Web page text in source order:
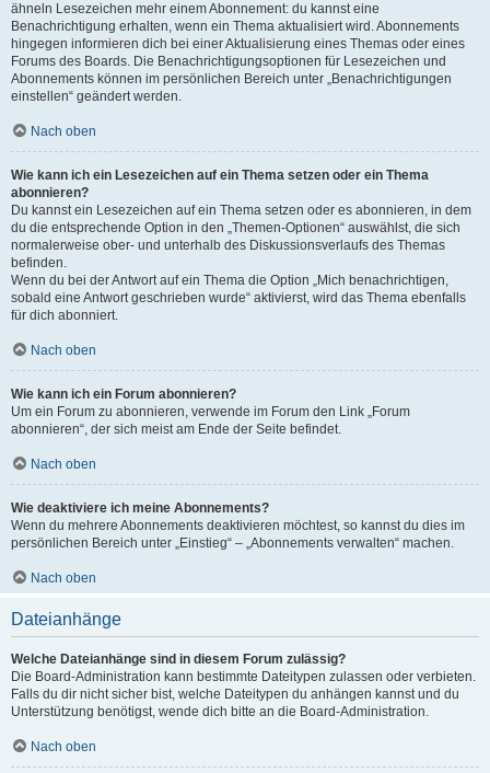
ähneln Lesezeichen mehr einem Abonnement: du kannst eine
Benachrichtigung erhalten, wenn ein Thema aktualisiert wird. Abonnements
hingegen informieren dich bei einer Aktualisierung eines Themas oder eines
Forums des Boards. Die Benachrichtigungsoptionen für Lesezeichen und
Abonnements können im persönlichen Bereich unter „Benachrichtigungen
einstellen“ geändert werden.
Nach oben
Wie kann ich ein Lesezeichen auf ein Thema setzen oder ein Thema
abonnieren?
Du kannst ein Lesezeichen auf ein Thema setzen oder es abonnieren, in dem
du die entsprechende Option in den „Themen-Optionen“ auswählst, die sich
normalerweise ober- und unterhalb des Diskussionsverlaufs des Themas
befinden.
Wenn du bei der Antwort auf ein Thema die Option „Mich benachrichtigen,
sobald eine Antwort geschrieben wurde“ aktivierst, wird das Thema ebenfalls
für dich abonniert.
Nach oben
Wie kann ich ein Forum abonnieren?
Um ein Forum zu abonnieren, verwende im Forum den Link „Forum
abonnieren“, der sich meist am Ende der Seite befindet.
Nach oben
Wie deaktiviere ich meine Abonnements?
Wenn du mehrere Abonnements deaktivieren möchtest, so kannst du dies im
persönlichen Bereich unter „Einstieg“ – „Abonnements verwalten“ machen.
Nach oben
Dateianhänge
Welche Dateianhänge sind in diesem Forum zulässig?
Die Board-Administration kann bestimmte Dateitypen zulassen oder verbieten.
Falls du dir nicht sicher bist, welche Dateitypen du anhängen kannst und du
Unterstützung benötigst, wende dich bitte an die Board-Administration.
Nach oben